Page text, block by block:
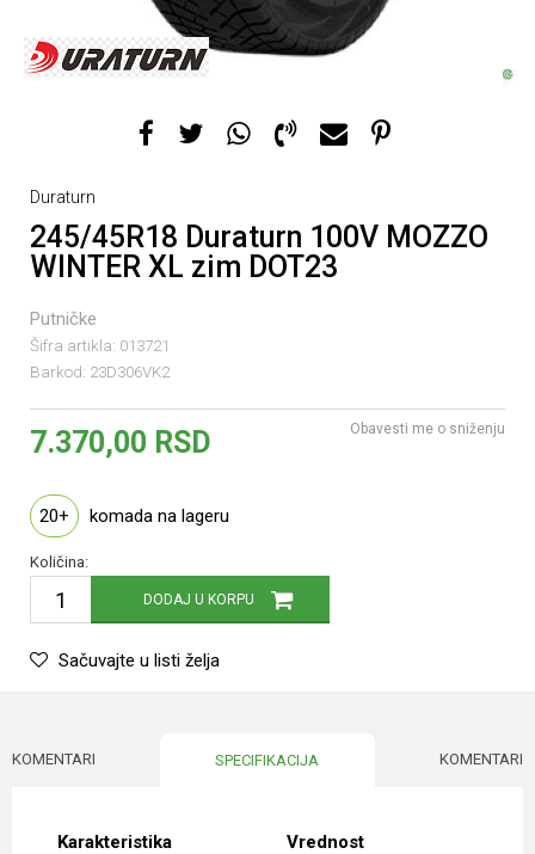
Duraturn
245/45R18 Duraturn 100V MOZZO
WINTER XL zim DOT23
Putničke
Šifra artikla: 013721
Barkod: 23D306VK2
7.370,00 RSD Obavesti me o sniženju
20+ komada na lageru
Količina:
DODAJ U KORPU
Sačuvajte u listi želja
KOMENTARI SPECIFIKACIJA KOMENTARI
Karakteristika
Vrednost